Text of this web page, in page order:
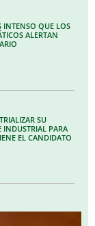
INTENSO QUE LOS
ALERTAN
SU
INDUSTRIAL PARA
EL CANDIDATO